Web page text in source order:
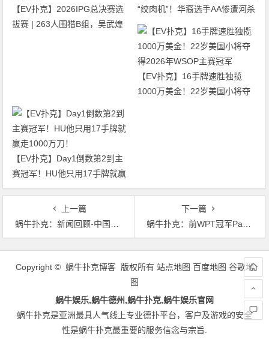
【EV扑克】2026IPG总决赛选
拔赛 | 263人围猎B组，吴武煌
“绞肉机”！华裔选手AA惨遭河杀
出局！
【EV扑克】16手牌速胜独揽
1000万美金！22岁美国小将夺
【EV扑克】Day1倒数第2到主
赛冠军！HU他只用17手牌就赢
走1000万刀！
上一篇
蜗牛扑克：新闻回顾-中国女牌手冲击世界扑克排行榜
下一篇
蜗牛扑克：前WPT冠军Pat Lyons赢得第一条WSOP金手链
文
Copyright © 蜗牛扑克博客 版权所有 站点地图 百度地图 谷歌地
图
蜗牛娱乐,蜗牛德州,蜗牛扑克,蜗牛娱乐官网
蜗牛扑克是亚洲最具人气线上专业德扑平台，客户及游戏的安全
性是蜗牛扑克最重要的服务信念与宗旨.